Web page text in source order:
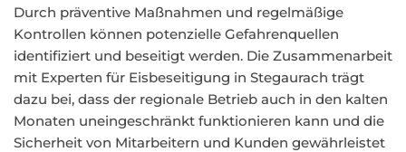
Durch präventive Maßnahmen und regelmäßige
Kontrollen können potenzielle Gefahrenquellen
identifiziert und beseitigt werden. Die Zusammenarbeit
mit Experten für Eisbeseitigung in Stegaurach trägt
dazu bei, dass der regionale Betrieb auch in den kalten
Monaten uneingeschränkt funktionieren kann und die
Sicherheit von Mitarbeitern und Kunden gewährleistet